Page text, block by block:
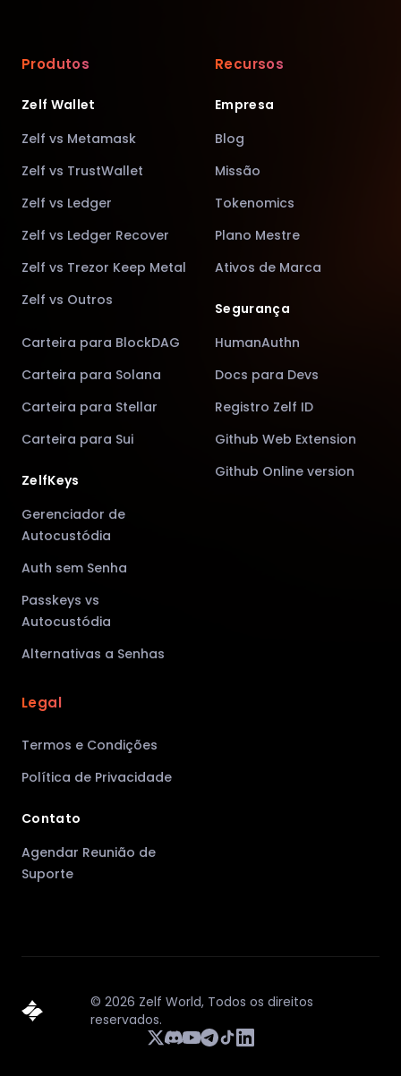
Produtos
Zelf Wallet
Zelf vs Metamask
Zelf vs TrustWallet
Zelf vs Ledger
Zelf vs Ledger Recover
Zelf vs Trezor Keep Metal
Zelf vs Outros
Carteira para BlockDAG
Carteira para Solana
Carteira para Stellar
Carteira para Sui
ZelfKeys
Gerenciador de
Autocustódia
Auth sem Senha
Passkeys vs
Autocustódia
Alternativas a Senhas
Recursos
Empresa
Blog
Missão
Tokenomics
Plano Mestre
Ativos de Marca
Segurança
HumanAuthn
Docs para Devs
Registro Zelf ID
Github Web Extension
Github Online version
Legal
Termos e Condições
Política de Privacidade
Contato
Agendar Reunião de
Suporte
©2026 Zelf World, Todos os direitos
reservados.